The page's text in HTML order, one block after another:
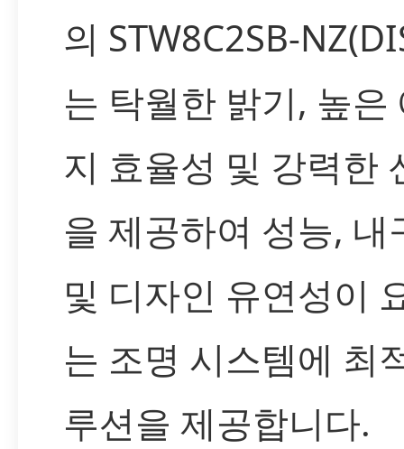
의 STW8C2SB-
는 탁월한 밝기, 높은
지 효율성 및 강력한
을 제공하여 성능, 내
및 디자인 유연성이
는 조명 시스템에 최
루션을 제공합니다.